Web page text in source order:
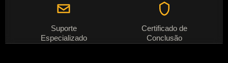
Suporte
Especializado
Certificado de
Conclusão